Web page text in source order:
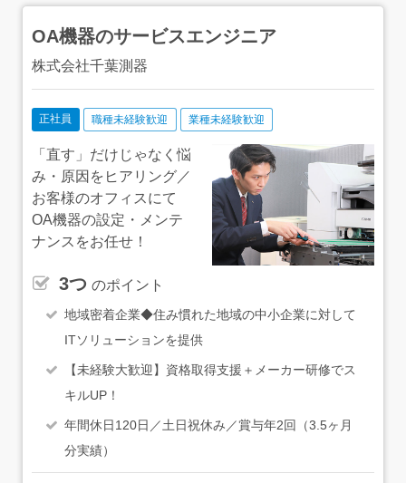
OA機器のサービスエンジニア
株式会社千葉測器
正社員 職種未経験歓迎 業種未経験歓迎
「直す」だけじゃなく悩
み・原因をヒアリング／
お客様のオフィスにて
OA機器の設定・メンテ
ナンスをお任せ！
3つ のポイント
地域密着企業◆住み慣れた地域の中小企業に対して
ITソリューションを提供
【未経験大歓迎】資格取得支援＋メーカー研修でス
キルUP！
年間休日120日／土日祝休み／賞与年2回（3.5ヶ月
分実績）